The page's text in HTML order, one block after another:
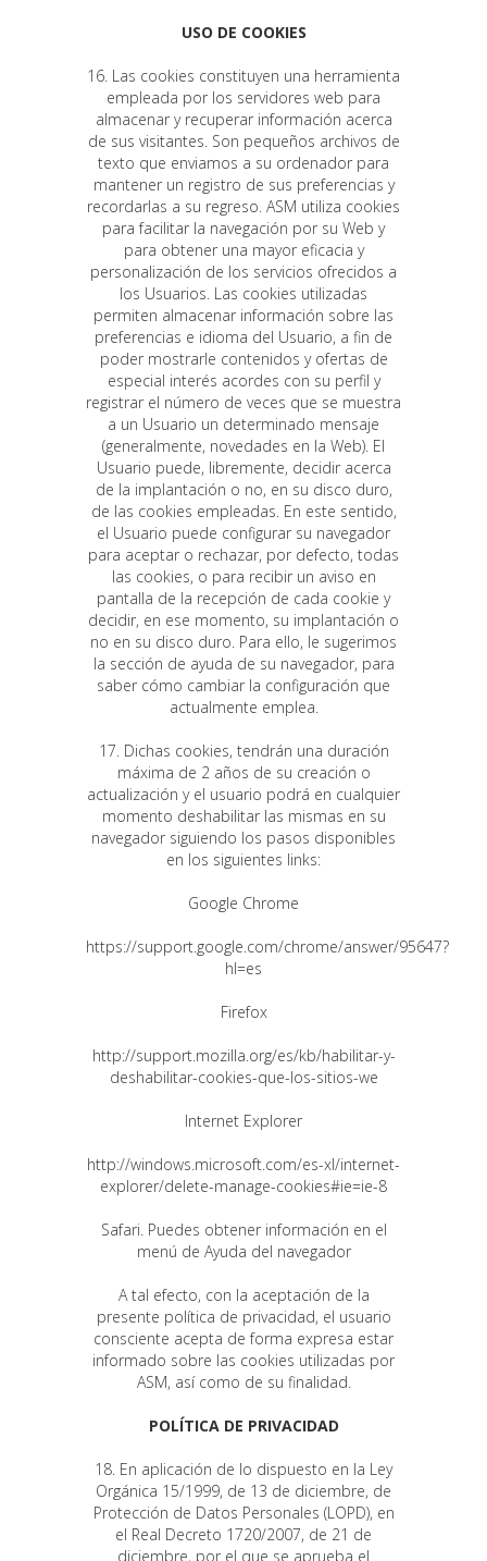
USO DE COOKIES
16. Las cookies constituyen una herramienta
empleada por los servidores web para
almacenar y recuperar información acerca
de sus visitantes. Son pequeños archivos de
texto que enviamos a su ordenador para
mantener un registro de sus preferencias y
recordarlas a su regreso. ASM utiliza cookies
para facilitar la navegación por su Web y
para obtener una mayor eficacia y
personalización de los servicios ofrecidos a
los Usuarios. Las cookies utilizadas
permiten almacenar información sobre las
preferencias e idioma del Usuario, a fin de
poder mostrarle contenidos y ofertas de
especial interés acordes con su perfil y
registrar el número de veces que se muestra
a un Usuario un determinado mensaje
(generalmente, novedades en la Web). El
Usuario puede, libremente, decidir acerca
de la implantación o no, en su disco duro,
de las cookies empleadas. En este sentido,
el Usuario puede configurar su navegador
para aceptar o rechazar, por defecto, todas
las cookies, o para recibir un aviso en
pantalla de la recepción de cada cookie y
decidir, en ese momento, su implantación o
no en su disco duro. Para ello, le sugerimos
la sección de ayuda de su navegador, para
saber cómo cambiar la configuración que
actualmente emplea.
17. Dichas cookies, tendrán una duración
máxima de 2 años de su creación o
actualización y el usuario podrá en cualquier
momento deshabilitar las mismas en su
navegador siguiendo los pasos disponibles
en los siguientes links:
Google Chrome
https://support.google.com/chrome/answer/95647?
hl=es
Firefox
http://support.mozilla.org/es/kb/habilitar-y-
deshabilitar-cookies-que-los-sitios-we
Internet Explorer
http://windows.microsoft.com/es-xl/internet-
explorer/delete-manage-cookies#ie=ie-8
Safari. Puedes obtener información en el
menú de Ayuda del navegador
A tal efecto, con la aceptación de la
presente política de privacidad, el usuario
consciente acepta de forma expresa estar
informado sobre las cookies utilizadas por
ASM, así como de su finalidad.
POLÍTICA DE PRIVACIDAD
18. En aplicación de lo dispuesto en la Ley
Orgánica 15/1999, de 13 de diciembre, de
Protección de Datos Personales (LOPD), en
el Real Decreto 1720/2007, de 21 de
diciembre, por el que se aprueba el